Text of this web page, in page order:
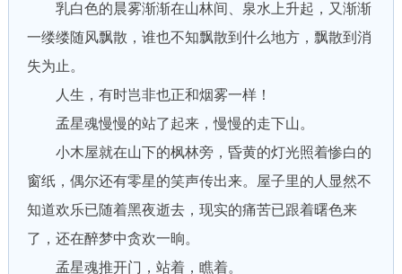
乳白色的晨雾渐渐在山林间、泉水上升起，又渐渐
一缕缕随风飘散，谁也不知飘散到什么地方，飘散到消
失为止。
人生，有时岂非也正和烟雾一样！
孟星魂慢慢的站了起来，慢慢的走下山。
小木屋就在山下的枫林旁，昏黄的灯光照着惨白的
窗纸，偶尔还有零星的笑声传出来。屋子里的人显然不
知道欢乐已随着黑夜逝去，现实的痛苦已跟着曙色来
了，还在醉梦中贪欢一晌。
孟星魂推开门，站着，瞧着。